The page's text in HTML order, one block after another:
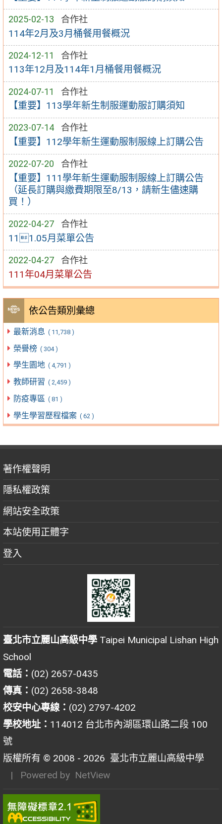
2025-02-13 合作社
114年2月及3月桶餐用餐概況
2024-12-11 合作社
113年12月及114年1月桶餐用餐概況
2024-07-11 合作社
【重要】113學年新生制服運動服訂購須知
2023-07-14 合作社
【重要】112學年新生運動服制服線上訂購公告
2022-07-20 合作社
【重要】111學年新生運動服制服線上訂購公告
（延長訂購與繳費期限至8/13，請新生儘速購
買！）
2022-04-27 合作社
111.05月菜單公告
2022-04-27 合作社
111年04月菜單公告
依公告類別彙總
最新消息 ( 11,738 )
榮譽榜 ( 304 )
學生園地 ( 4,791 )
教師研習 ( 2,459 )
防疫專區 ( 81 )
學生學習歷程檔案 ( 62 )
著作權聲明
隱私權政策
網站安全政策
本站使用正體字
登入
臺北市立麗山高級中學 Taipei Municipal Lishan High
School
電話： (02) 2657-0435
傳真： (02) 2658-3848
校安中心專線： (02) 2797-4202
學校地址： 114012 台北市內湖區環山路二段 100
號
版權所有 © 2008 - 2026 臺北市立麗山高級中學
| Powered by NetView